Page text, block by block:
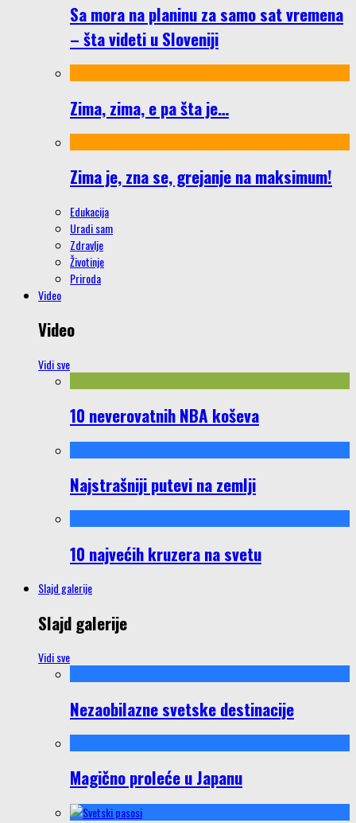
Sa mora na planinu za samo sat vremena
– šta videti u Sloveniji
Zima, zima, e pa šta je…
Zima je, zna se, grejanje na maksimum!
Edukacija
Uradi sam
Zdravlje
Životinje
Priroda
Video
Video
Vidi sve
10 neverovatnih NBA koševa
Najstrašniji putevi na zemlji
10 najvećih kruzera na svetu
Slajd galerije
Slajd galerije
Vidi sve
Nezaobilazne svetske destinacije
Magično proleće u Japanu